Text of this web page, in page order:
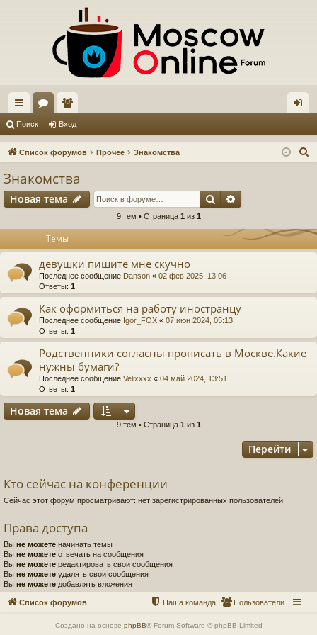
с
ы ум
ол
ьз
ел
и
д
Поиск Вход
Список форумов Прочее Знакомства
Знакомства
Новая тема Поиск
9 тем • Страница 1 из 1
Темы
девушки пишите мне скучно
Последнее сообщение Danson « 02 фев 2025, 13:06
Ответы: 1
Как оформиться на работу иностранцу
Последнее сообщение Igor_FOX « 07 июн 2024, 05:13
Ответы: 1
Родственники согласны прописать в Москве.Какие
нужны бумаги?
Последнее сообщение Velixxxx « 04 май 2024, 13:51
Ответы: 1
Новая тема
9 тем • Страница 1 из 1
Перейти
Кто сейчас на конференции
Сейчас этот форум просматривают: нет зарегистрированных пользователей
Права доступа
Вы не можете начинать темы
Вы не можете отвечать на сообщения
Вы не можете редактировать свои сообщения
Вы не можете удалять свои сообщения
Вы не можете добавлять вложения
Список форумов Пользователи
Наша команда
Создано на основе phpBB® Forum Software © phpBB Limited